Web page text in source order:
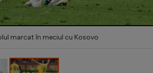
marcat în meciul cu Kosovo